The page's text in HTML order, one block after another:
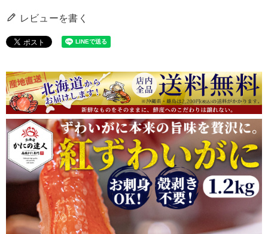
レビューを書く